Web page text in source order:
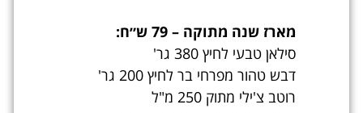
מארז שנה מתוקה – 79 ש״ח:
סילאן טבעי לחיץ 380 גר'
דבש טהור מפרחי בר לחיץ 200 גר'
רוטב צ'ילי מתוק 250 מ"ל